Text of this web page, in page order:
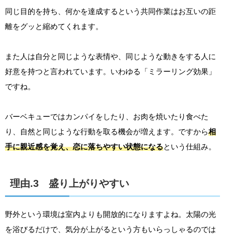
同じ目的を持ち、何かを達成するという共同作業はお互いの距
離をグッと縮めてくれます。
また人は自分と同じような表情や、同じような動きをする人に
好意を持つと言われています。いわゆる「ミラーリング効果」
ですね。
バーベキューではカンパイをしたり、お肉を焼いたり食べた
り、自然と同じような行動を取る機会が増えます。ですから相
手に親近感を覚え、恋に落ちやすい状態になるという仕組み。
理由.3 盛り上がりやすい
野外という環境は室内よりも開放的になりますよね。太陽の光
を浴びるだけで、気分が上がるという方もいらっしゃるのでは